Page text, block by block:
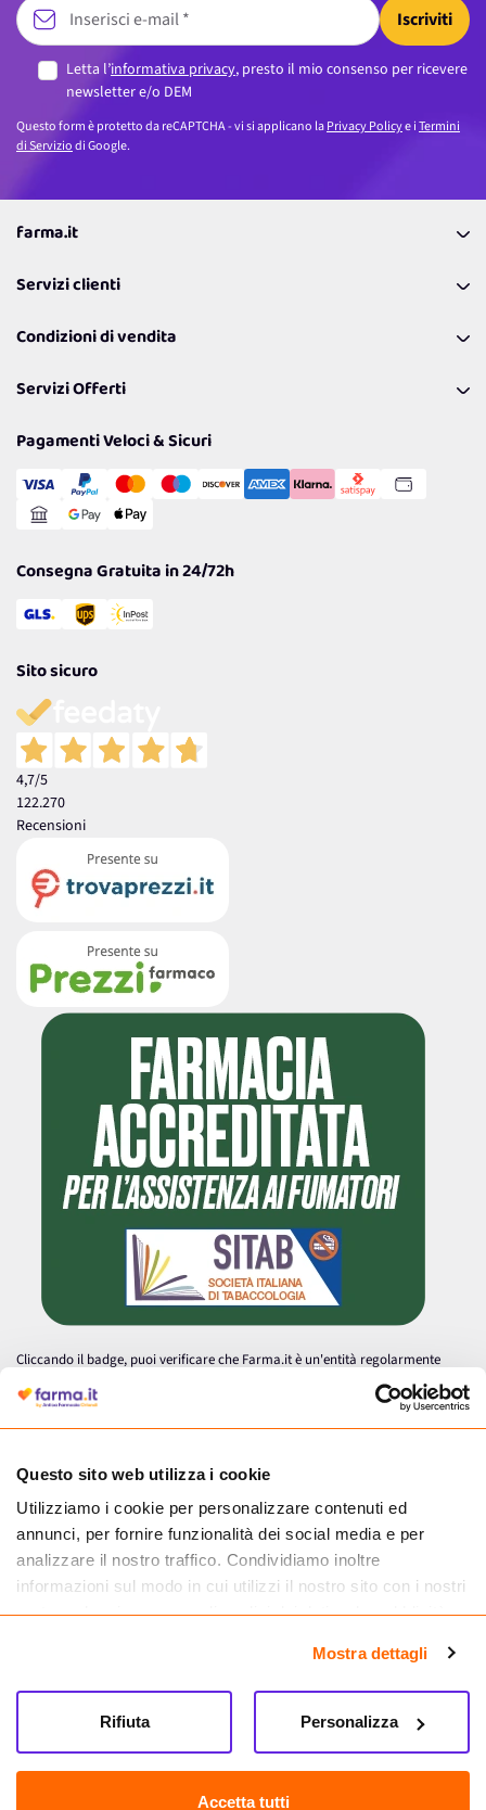
Questo sito web utilizza i cookie
Utilizziamo i cookie per personalizzare contenuti ed
annunci, per fornire funzionalità dei social media e per
analizzare il nostro traffico. Condividiamo inoltre
informazioni sul modo in cui utilizzi il nostro sito con i nostri
partner che si occupano di analisi dei dati web, pubblicità e
informazioni che hai fornito loro o che hanno raccolto dal
tuo utilizzo dei loro servizi.
Mostra dettagli
Accetta tutti
Personalizza
Rifiuta
Iscriviti
Letta l’informativa privacy, presto il mio consenso per ricevere
newsletter e/o DEM
Questo form è protetto da reCAPTCHA - vi si applicano laPrivacy Policye iTermini
di Serviziodi Google.
farma.it
Coupon
Lavora con noi
Politiche per la parità di genere
Servizi clienti
Richiamami
Resi
Condizioni di vendita
Spedizioni
Cookie Policy
Gestisci Cookie
Servizi Offerti
Reso Facile e Veloce
Pagamenti Veloci & Sicuri
Consegna Gratuita in 24/72h
Sito sicuro
4,7/5
122.270
Recensioni
Cliccando il badge, puoi verificare che Farma.it è un'entità regolarmente
autorizzata dal Ministero della Salute a effettuare la vendita online di
medicinali.
Farma.it S.a.s. P. IVA 07417261216 REA: NA-884088
CREDITS
Sede legale Via delle Repubbliche Marinare 128, 80147 Napoli